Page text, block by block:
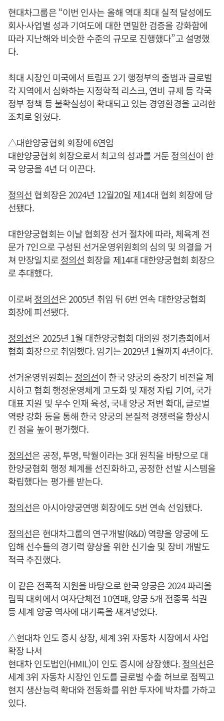
현대차그룹은 “이번 인사는 올해 역대 최대 실적 달성에도
회사·사업별 성과 기여도에 대한 면밀한 검증을 강화함에
따라 지난해와 비슷한 수준의 규모로 진행했다”고 설명했
다.
최대 시장인 미국에서 트럼프 2기 행정부의 출범과 글로벌
각 지역에서 심화하는 지정학적 리스크, 연비 규제 등 각국
정부 정책 등 불확실성이 확대되고 있는 경영환경을 고려한
조치로 읽혔다.
△대한양궁협회 회장에 6연임
대한양궁협회 회장으로서 최고의 성과를 거둔정의선이 한
국 양궁을 4년 더 이끈다.
정의선 협회장은 2024년 12월20일 제14대 협회 회장에 당
선됐다.
대한양궁협회는 이날 협회장 선거 절차에 따라, 체육계 전
문가 7인으로 구성된 선거운영위원회의 심의 및 의결을 거
쳐 만장일치로정의선 회장을 제14대 대한양궁협회 회장으
로 추대했다.
이로써 정의선은 2005년 취임 뒤 6번 연속 대한양궁협회
회장에 피선됐다.
정의선은 2025년 1월 대한양궁협회 대의원 정기총회에서
협회 회장으로 취임했다. 임기는 2029년 1월까지 4년이다.
선거운영위원회는정의선이 한국 양궁의 중장기 비전을 제
시하고 협회 행정운영체계 고도화 및 재정 자립 기여, 국가
대표 지원 및 우수 인재 육성, 국내 양궁 저변 확대, 글로벌
역량 강화 등을 통해 한국 양궁의 본질적 경쟁력을 향상시
킨 점을 높이 평가했다.
정의선은 공정, 투명, 탁월이라는 3대 원칙을 바탕으로 대
한양궁협회 행정 체계를 선진화하고, 공정한 선발 시스템을
확립했다는 평가를 받는다.
정의선은 아시아양궁연맹 회장에도 5번 연속 선임됐다.
정의선은 현대차그룹의 연구개발(R&D) 역량을 양궁에 도
입해 선수들의 경기력 향상을 위한 신기술 및 장비 개발도
적극 추진했다.
이 같은 전폭적 지원을 바탕으로 한국 양궁은 2024 파리올
림픽 대회에서 여자단체전 10연패, 양궁 5개 전종목 석권
등 세계 양궁 역사에 대기록을 새겨넣었다.
△현대차 인도 증시 상장, 세계 3위 자동차 시장에서 사업
확장 나서
현대차 인도법인(HMIL)이 인도 증시에 상장했다.정의선은
세계 3위 자동차 시장인 인도를 글로벌 수출 허브로 점찍고
현지 생산능력 확대와 전동화를 위한 투자에 박차를 가하고
있다.